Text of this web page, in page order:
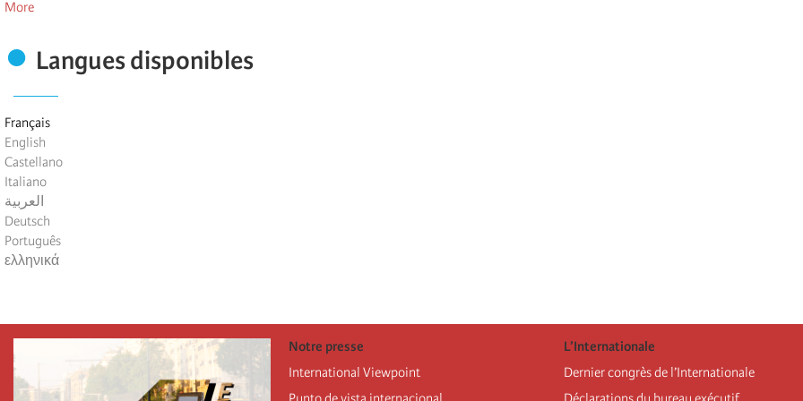
More
Langues disponibles
Français
English
Castellano
Italiano
العربية
Deutsch
Português
ελληνικά
Notre presse
International Viewpoint
L’Internationale
Dernier congrès de l’Internationale